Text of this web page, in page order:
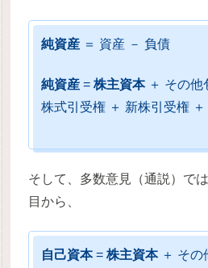
純資産 ＝ 資産 － 負債
純資産 =株主資本＋ その他
株式引受権 ＋ 新株引受権
そして、多数意見（通説）で
目から、
自己資本=株主資本＋ その